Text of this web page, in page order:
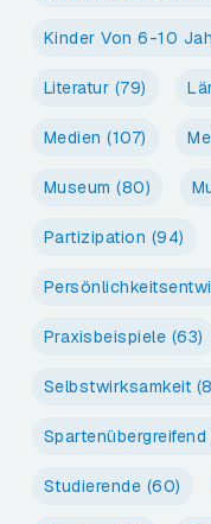
Kinder Von 6-10
Literatur (79)
Medien (107)
Museum (80)
Partizipation (94)
Praxisbeispiele (63)
Selbstwirksamkeit
Spartenübergreifend
Studierende (60)